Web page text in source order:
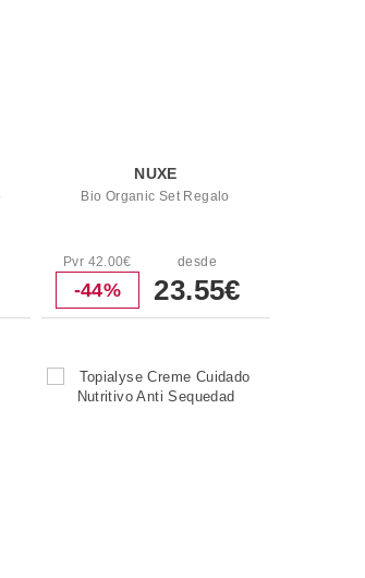
NUXE
Bio Organic Set Regalo
Pvr 42.00€
-44%
desde
23.55€